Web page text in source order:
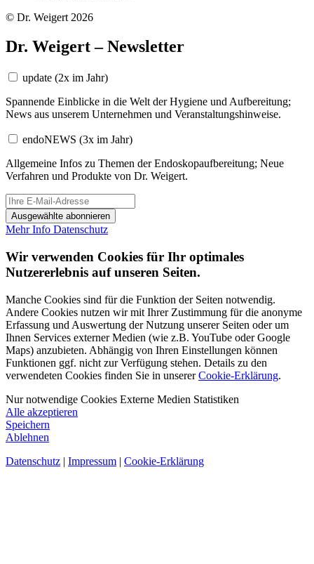
© Dr. Weigert 2026
Dr. Weigert – Newsletter
update (2x im Jahr)
Spannende Einblicke in die Welt der Hygiene und Aufbereitung;
News aus unserem Unternehmen und Veranstaltungshinweise.
endoNEWS (3x im Jahr)
Allgemeine Infos zu Themen der Endoskopaufbereitung; Neue
Verfahren und Produkte von Dr. Weigert.
Ausgewählte abonnieren
Mehr Info Datenschutz
Wir verwenden Cookies für Ihr optimales
Nutzererlebnis auf unseren Seiten.
Manche Cookies sind für die Funktion der Seiten notwendig.
Andere Cookies nutzen wir mit Ihrer Zustimmung für die anonyme
Erfassung und Auswertung der Nutzung unserer Seiten oder um
Ihnen Services externer Medien (wie z.B. YouTube oder Google
Maps) anzubieten. Abhängig von Ihren Einstellungen können
Funktionen ggf. nicht zur Verfügung stehen. Details zu den
verwendeten Cookies finden Sie in unsererCookie-Erklärung.
Nur notwendige Cookies Externe Medien Statistiken
Alle akzeptieren
Speichern
Ablehnen
Datenschutz | Impressum | Cookie-Erklärung